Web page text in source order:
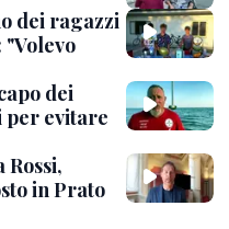
dei ragazzi
dei
per evitare
Rossi,
in Prato